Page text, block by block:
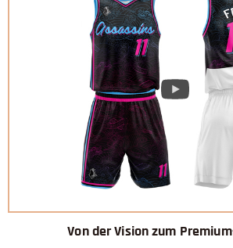
Von der Vision zum